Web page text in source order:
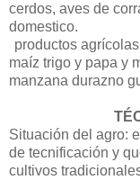
cerdos, aves de
domestico.
productos
maíz trigo y papa y
manzana durazno
Situación del agro:
de tecnificación y
cultivos